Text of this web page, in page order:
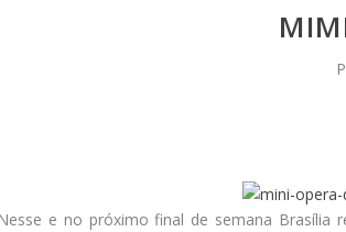
Nesse e no próximo final de semana Brasília